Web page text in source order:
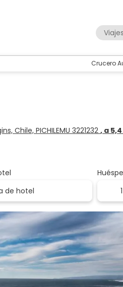
Crucero
Chile, PICHILEMU 3221232 , a